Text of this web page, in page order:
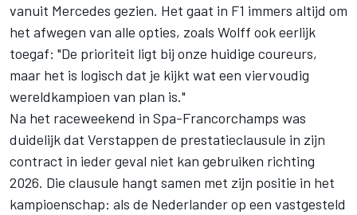
vanuit Mercedes gezien. Het gaat in F1 immers altijd om
het afwegen van alle opties, zoals Wolff ook eerlijk
toegaf: "De prioriteit ligt bij onze huidige coureurs,
maar het is logisch dat je kijkt wat een viervoudig
wereldkampioen van plan is."
Na het raceweekend in Spa-Francorchamps was
duidelijk dat Verstappen de prestatieclausule in zijn
contract in ieder geval niet kan gebruiken richting
2026. Die clausule hangt samen met zijn positie in het
kampioenschap: als de Nederlander op een vastgesteld